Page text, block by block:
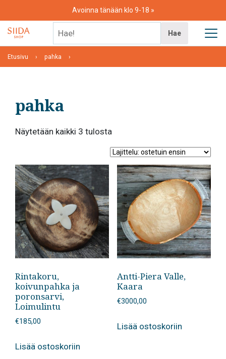
content
Avoinna tänään klo 9-18
Hae
Etusivu pahka
pahka
Näytetään kaikki 3 tulosta
ensin
Rintakoru,
koivunpahka ja
poronsarvi,
Loimulintu
€185,00
Lisää ostoskoriin
Antti-Piera Valle,
Kaara
€3000,00
Lisää ostoskoriin